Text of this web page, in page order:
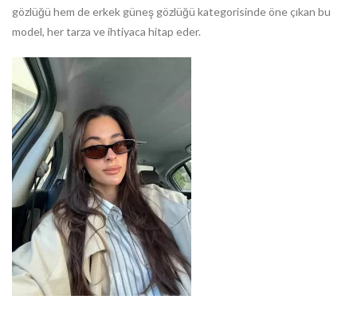
gözlüğü hem de erkek güneş gözlüğü kategorisinde öne çıkan bu
model, her tarza ve ihtiyaca hitap eder.